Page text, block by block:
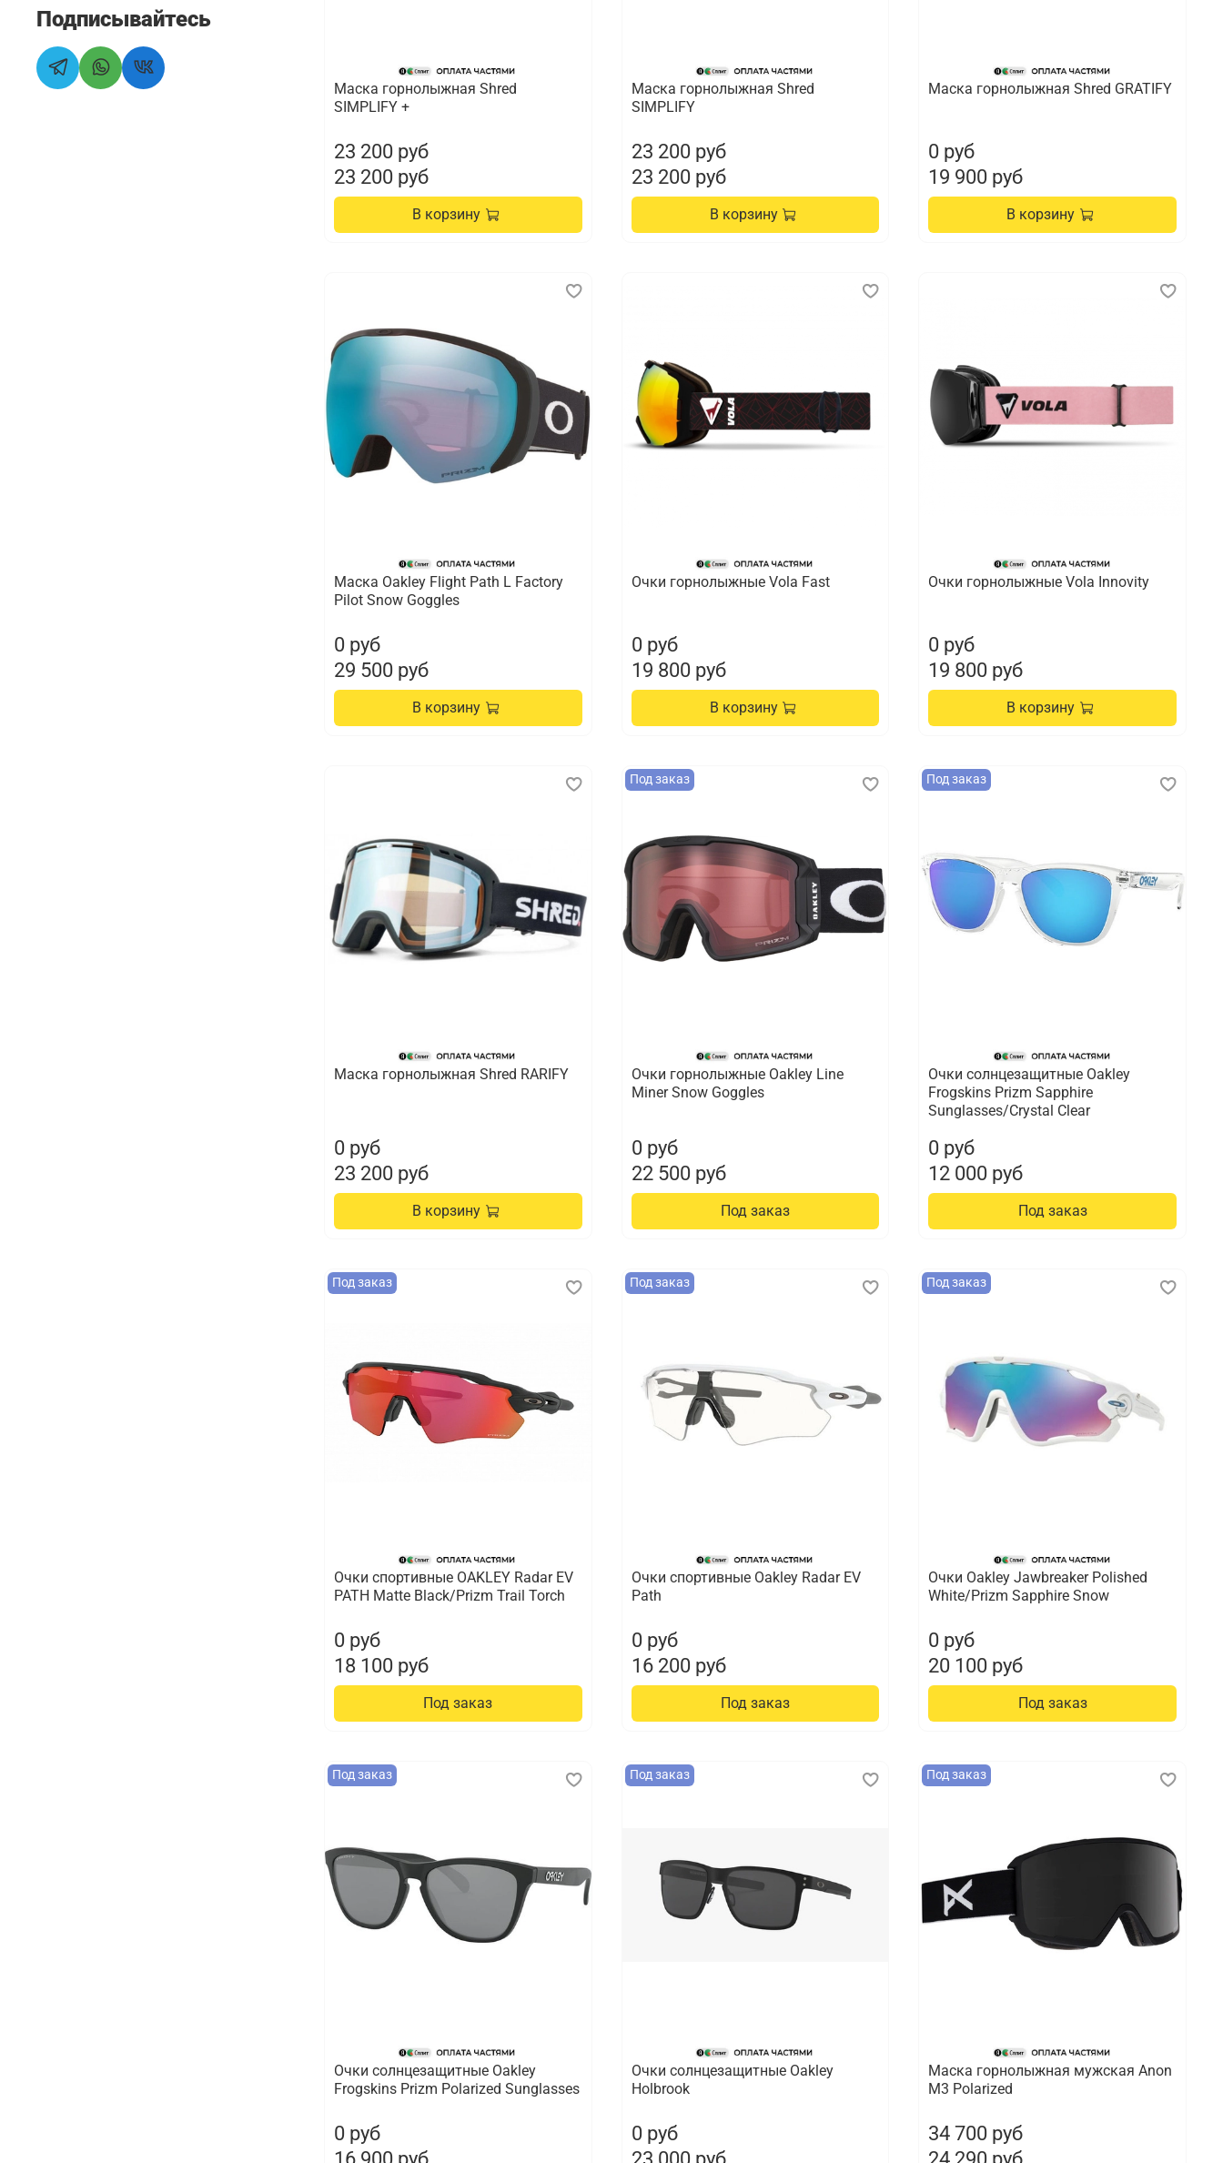
Маска горнолыжная Shred
SIMPLIFY +
23 200 руб
23 200 руб
В корзину
Маска горнолыжная Shred
SIMPLIFY
23 200 руб
23 200 руб
В корзину
Маска горнолыжная Shred GRATIFY
0 руб
19 900 руб
В корзину
Маска Oakley Flight Path L Factory
Pilot Snow Goggles
0 руб
29 500 руб
В корзину
Очки горнолыжные Vola Fast
0 руб
19 800 руб
В корзину
Очки горнолыжные Vola Innovity
0 руб
19 800 руб
В корзину
Маска горнолыжная Shred RARIFY
0 руб
23 200 руб
В корзину
Под заказ
Очки горнолыжные Oakley Line
Miner Snow Goggles
0 руб
22 500 руб
Под заказ
Под заказ
Очки солнцезащитные Oakley
Frogskins Prizm Sapphire
Sunglasses/Crystal Clear
0 руб
12 000 руб
Под заказ
Под заказ
Очки спортивные OAKLEY Radar EV
PATH Matte Black/Prizm Trail Torch
0 руб
18 100 руб
Под заказ
Под заказ
Очки спортивные Oakley Radar EV
Path
0 руб
16 200 руб
Под заказ
Под заказ
Очки Oakley Jawbreaker Polished
White/Prizm Sapphire Snow
0 руб
20 100 руб
Под заказ
Под заказ
Очки солнцезащитные Oakley
Frogskins Prizm Polarized Sunglasses
0 руб
16 900 руб
Под заказ
Очки солнцезащитные Oakley
Holbrook
0 руб
23 000 руб
Под заказ
Маска горнолыжная мужская Anon
M3 Polarized
34 700 руб
24 290 руб
Подписывайтесь